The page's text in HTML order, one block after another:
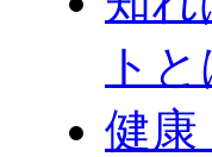
ト
健康